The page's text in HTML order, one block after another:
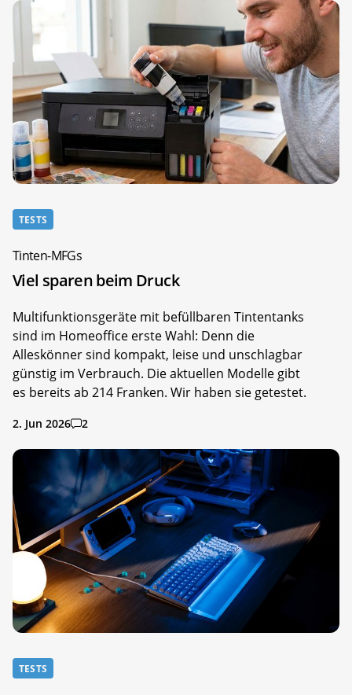
TESTS
Tinten-MFGs
Viel sparen beim Druck
Multifunktionsgeräte mit befüllbaren Tintentanks
sind im Homeoffice erste Wahl: Denn die
Alleskönner sind kompakt, leise und unschlagbar
günstig im Verbrauch. Die aktuellen Modelle gibt
es bereits ab 214 Franken. Wir haben sie getestet.
2. Jun 2026 2
TESTS